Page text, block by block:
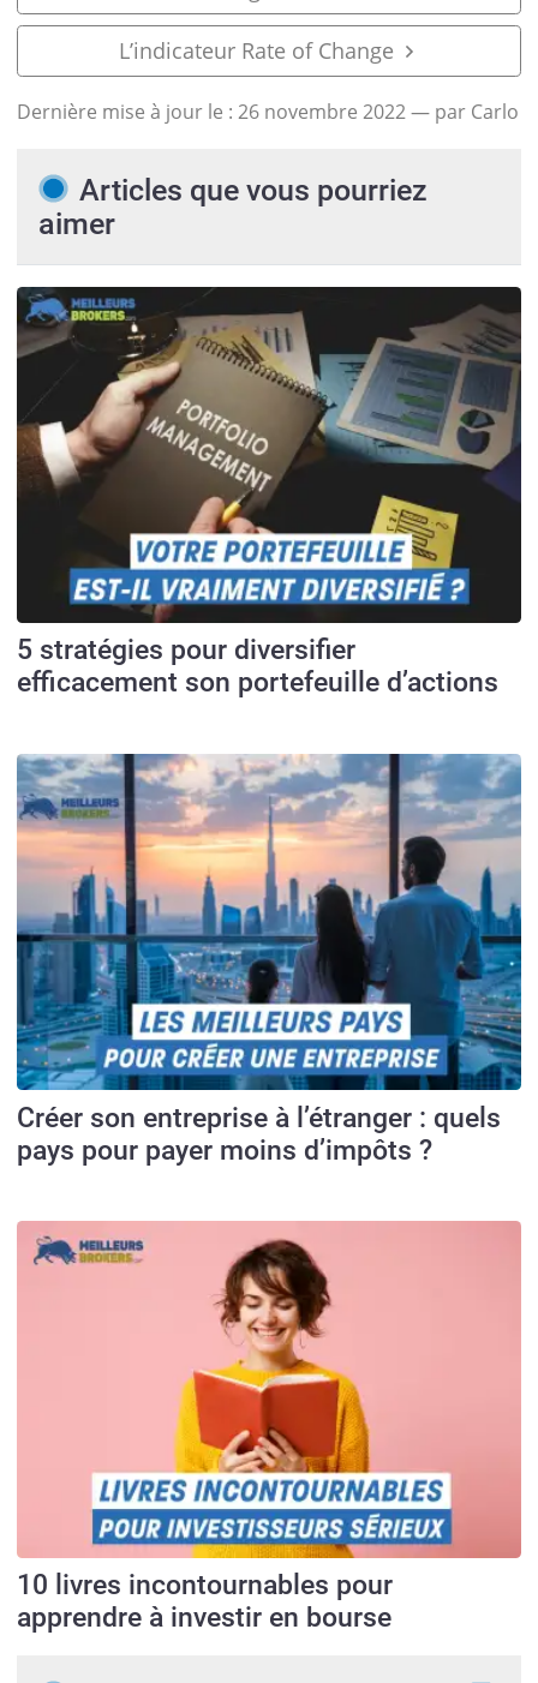
L’indicateur Rate of Change
Dernière mise à jour le : 26 novembre 2022— par Carlo
Articles que vous pourriez
aimer
5 stratégies pour diversifier
efficacement son portefeuille d’actions
Créer son entreprise à l’étranger : quels
pays pour payer moins d’impôts ?
10 livres incontournables pour
apprendre à investir en bourse